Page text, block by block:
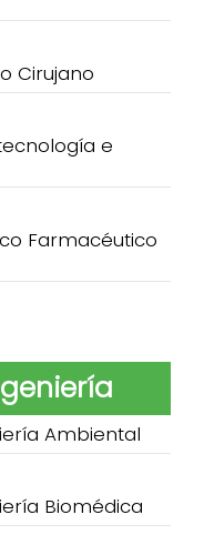
Cirujano
e
Farmacéutico
Ambiental
Biomédica